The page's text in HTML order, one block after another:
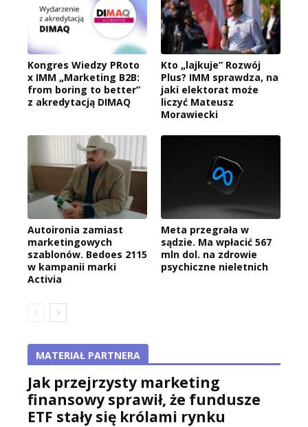
Kongres Wiedzy PRoto
x IMM „Marketing B2B:
from boring to better”
z akredytacją DIMAQ
Kto „lajkuje” Rozwój
Plus? IMM sprawdza, na
jaki elektorat może
liczyć Mateusz
Morawiecki
Autoironia zamiast
marketingowych
szablonów. Bedoes 2115
w kampanii marki
Activia
Meta przegrała w
sądzie. Ma wpłacić 567
mln dol. na zdrowie
psychiczne nieletnich
MATERIAŁ PARTNERA
Jak przejrzysty marketing
finansowy sprawił, że fundusze
ETF stały się królami rynku